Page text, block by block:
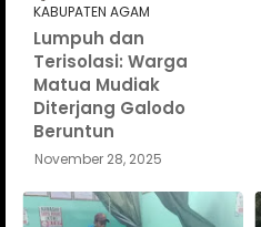
KABUPATEN AGAM
Lumpuh dan
Terisolasi: Warga
Matua Mudiak
Diterjang Galodo
Beruntun
November 28, 2025